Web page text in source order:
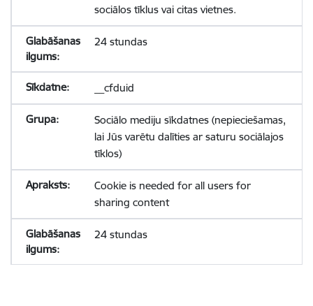
sociālos tīklus vai citas vietnes.
24 stundas
__cfduid
Sociālo mediju sīkdatnes (nepieciešamas,
lai Jūs varētu dalīties ar saturu sociālajos
tīklos)
Cookie is needed for all users for
sharing content
24 stundas